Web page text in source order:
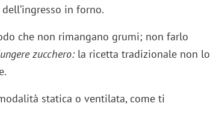
in forno.
che non rimangano grumi; non farlo
zucchero:la ricetta tradizionale non lo
statica o ventilata, come ti